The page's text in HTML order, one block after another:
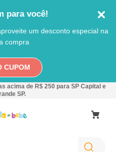
para você!
um desconto especial na
compra
CUPOM
acima de R$ 250 para SP Capital e
SP.